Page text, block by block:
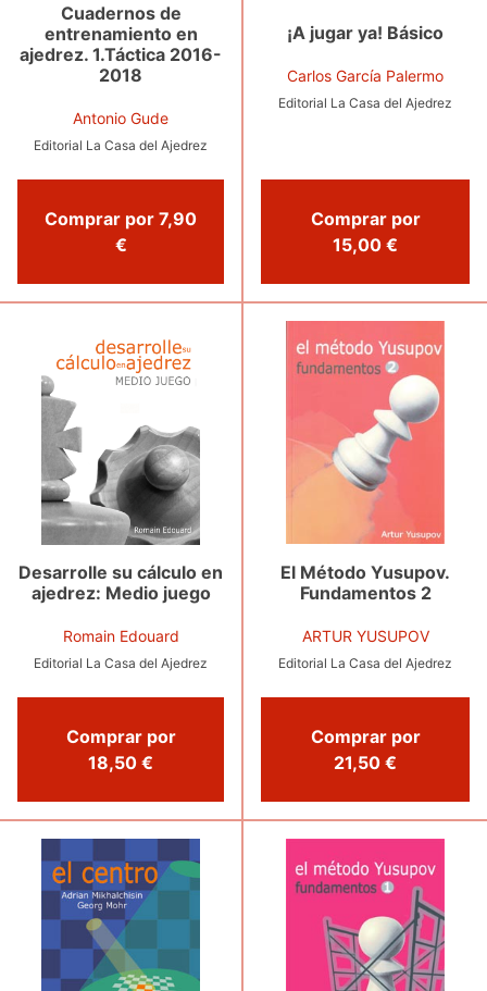
Cuadernos de
entrenamiento en
ajedrez. 1.Táctica 2016-
2018
Antonio Gude
Editorial La Casa del Ajedrez
Comprar por 7,90
€
¡A jugar ya! Básico
Carlos García Palermo
Editorial La Casa del Ajedrez
Comprar por
15,00 €
Desarrolle su cálculo en
ajedrez: Medio juego
Romain Edouard
Editorial La Casa del Ajedrez
Comprar por
18,50 €
El Método Yusupov.
Fundamentos 2
ARTUR YUSUPOV
Editorial La Casa del Ajedrez
Comprar por
21,50 €